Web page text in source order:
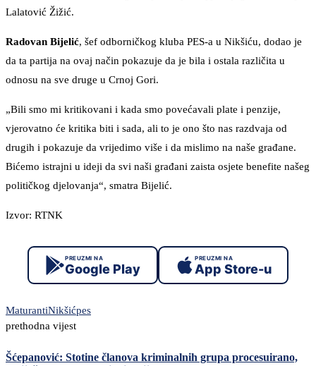
Lalatović Žižić.
Radovan Bijelić, šef odborničkog kluba PES-a u Nikšiću, dodao je
da ta partija na ovaj način pokazuje da je bila i ostala različita u
odnosu na sve druge u Crnoj Gori.
„Bili smo mi kritikovani i kada smo povećavali plate i penzije,
vjerovatno će kritika biti i sada, ali to je ono što nas razdvaja od
drugih i pokazuje da vrijedimo više i da mislimo na naše građane.
Bićemo istrajni u ideji da svi naši građani zaista osjete benefite našeg
političkog djelovanja“, smatra Bijelić.
Izvor: RTNK
PREUZMI NA
Google Play
PREUZMI NA
App Store-u
MaturantiNikšićpes
prethodna vijest
Šćepanović: Stotine članova kriminalnih grupa procesuirano,